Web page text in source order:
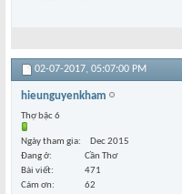
02-07-2017, 05:07:00 PM
hieunguyenkham
Thợ bậc 6
Ngày tham gia
Dec 2015
Đang ở
Cần Thơ
Bài viết
471
Cám ơn
62